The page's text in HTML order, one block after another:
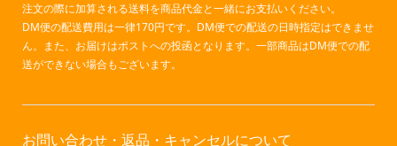
注文の際に加算される送料を商品代金と一緒にお支払いください。
DM便の配送費用は一律170円です。DM便での配送の日時指定はできませ
ん。また、お届けはポストへの投函となります。一部商品はDM便での配
送ができない場合もございます。
お問い合わせ・返品・キャンセルについて